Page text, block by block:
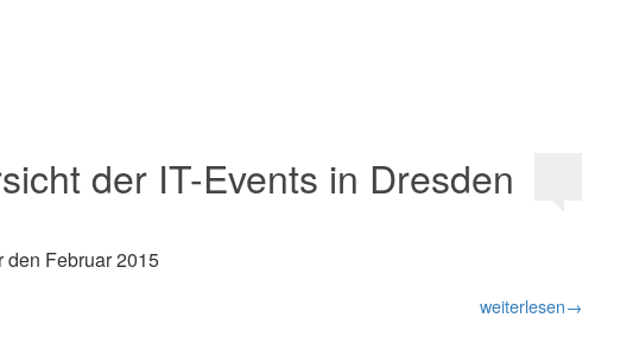
der IT-Events in Dresden
den Februar 2015
weiterlesen→